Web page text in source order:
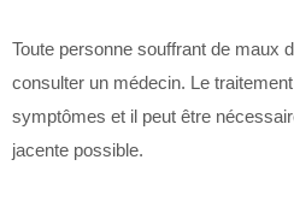
Toute personne souffrant de maux
consulter un médecin. Le
symptômes et il peut être
jacente possible.